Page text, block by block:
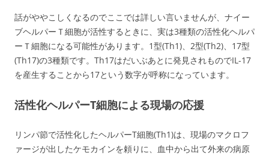
話がややこしくなるのでここでは詳しい言いませんが、ナイー
ブヘルパーＴ細胞が活性するときに、実は3種類の活性化ヘルパ
ーＴ細胞になる可能性があります。1型(Th1)、2型(Th2)、17型
(Th17)の3種類です。Th17はだいぶあとに発見されものでIL-17
を産生することから17という数字が呼称になっています。
活性化ヘルパーT細胞による現場の応援
リンパ節で活性化したヘルパーT細胞(Th1)は、現場のマクロフ
ァージが出したケモカインを頼りに、血中から出て外来の病原